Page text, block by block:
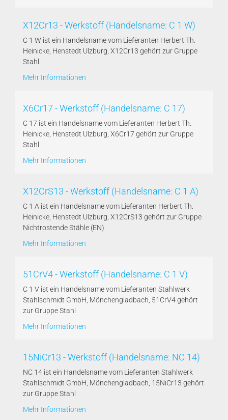
X12Cr13 - Werkstoff (Handelsname: C 1 W)
C 1 W ist ein Handelsname vom Lieferanten Herbert Th.
Heinicke, Henstedt Ulzburg, X12Cr13 gehört zur Gruppe
Stahl
Mehr Informationen
X6Cr17 - Werkstoff (Handelsname: C 17)
C 17 ist ein Handelsname vom Lieferanten Herbert Th.
Heinicke, Henstedt Ulzburg, X6Cr17 gehört zur Gruppe
Stahl
Mehr Informationen
X12CrS13 - Werkstoff (Handelsname: C 1 A)
C 1 A ist ein Handelsname vom Lieferanten Herbert Th.
Heinicke, Henstedt Ulzburg, X12CrS13 gehört zur Gruppe
Nichtrostende Stähle (EN)
Mehr Informationen
51CrV4 - Werkstoff (Handelsname: C 1 V)
C 1 V ist ein Handelsname vom Lieferanten Stahlwerk
Stahlschmidt GmbH, Mönchengladbach, 51CrV4 gehört
zur Gruppe Stahl
Mehr Informationen
15NiCr13 - Werkstoff (Handelsname: NC 14)
NC 14 ist ein Handelsname vom Lieferanten Stahlwerk
Stahlschmidt GmbH, Mönchengladbach, 15NiCr13 gehört
zur Gruppe Stahl
Mehr Informationen